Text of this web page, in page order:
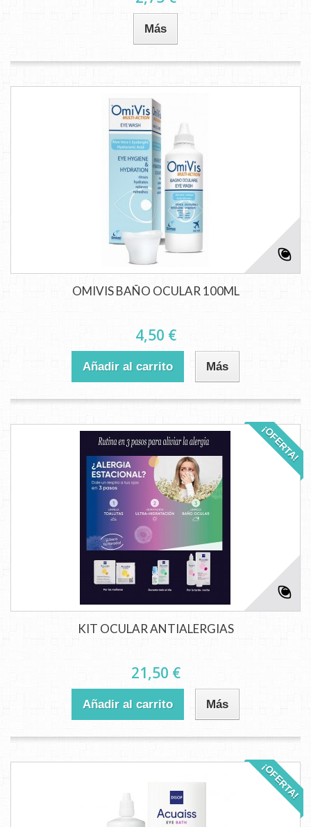
Más
OMIVIS BAÑO OCULAR 100ML
4,50 €
Añadir al carrito Más
¡OFERTA!
KIT OCULAR ANTIALERGIAS
21,50 €
Añadir al carrito Más
¡OFERTA!